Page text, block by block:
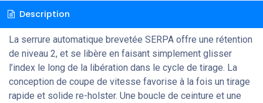
Description
La serrure automatique brevetée SERPA offre une rétention
de niveau 2, et se libère en faisant simplement glisser
l’index le long de la libération dans le cycle de tirage. La
conception de coupe de vitesse favorise à la fois un tirage
rapide et solide re-holster. Une boucle de ceinture et une